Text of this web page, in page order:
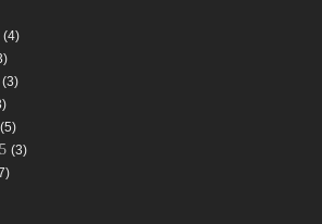
(4)
(3)
(5)
(3)